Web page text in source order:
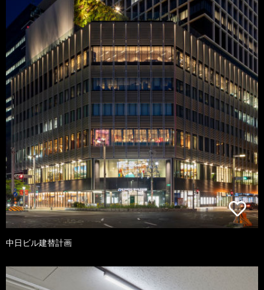
中日ビル建替計画